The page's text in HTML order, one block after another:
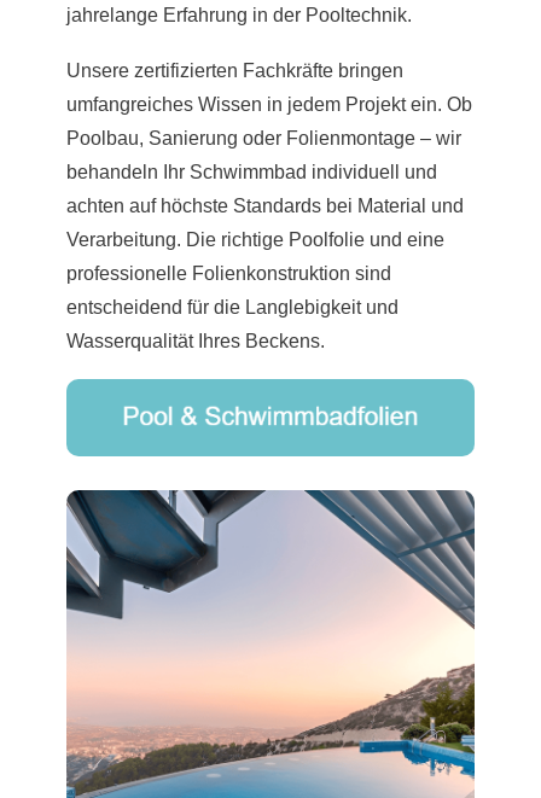
jahrelange Erfahrung in der Pooltechnik.
Unsere zertifizierten Fachkräfte bringen
umfangreiches Wissen in jedem Projekt ein. Ob
Poolbau, Sanierung oder Folienmontage – wir
behandeln Ihr Schwimmbad individuell und
achten auf höchste Standards bei Material und
Verarbeitung. Die richtige Poolfolie und eine
professionelle Folienkonstruktion sind
entscheidend für die Langlebigkeit und
Wasserqualität Ihres Beckens.